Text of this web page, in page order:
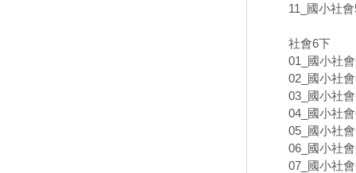
11_國小社
社會6下
01_國小社
02_國小社
03_國小社
04_國小社
05_國小社
06_國小社
07_國小社